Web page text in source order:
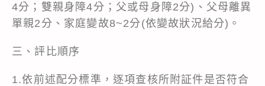
4分；雙親身障4分；父或母身障2分)、父母離異
單親2分、家庭變故8~2分(依變故狀況給分)。
三、評比順序
1.依前述配分標準，逐項查核所附証件是否符合